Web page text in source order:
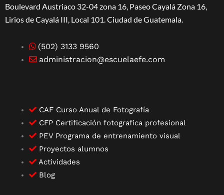
Boulevard Austriaco 32-04 zona 16, Paseo Cayalá Zona 16,
Lirios de Cayalá III, Local 101. Ciudad de Guatemala.
(502) 3133 9560
administracion@escuelaefe.com
CAF Curso Anual de Fotografía
CFP Certificación fotografica profesional
PEV Programa de entrenamiento visual
Proyectos alumnos
Actividades
Blog